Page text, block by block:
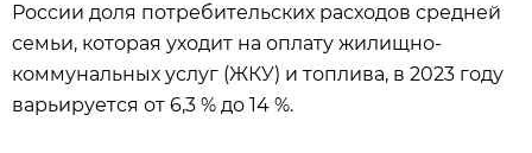
России доля потребительских расходов средней
семьи, которая уходит на оплату жилищно-
коммунальных услуг (ЖКУ) и топлива, в 2023 году
варьируется от 6,3 % до 14 %.